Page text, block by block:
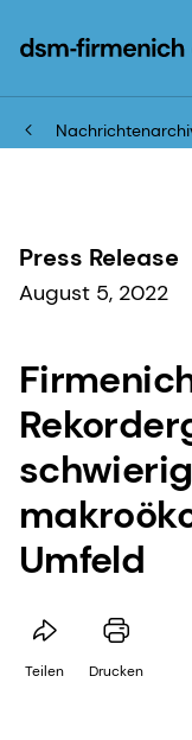
Press Release
August 5, 2022
Umfeld
Teilen Drucken